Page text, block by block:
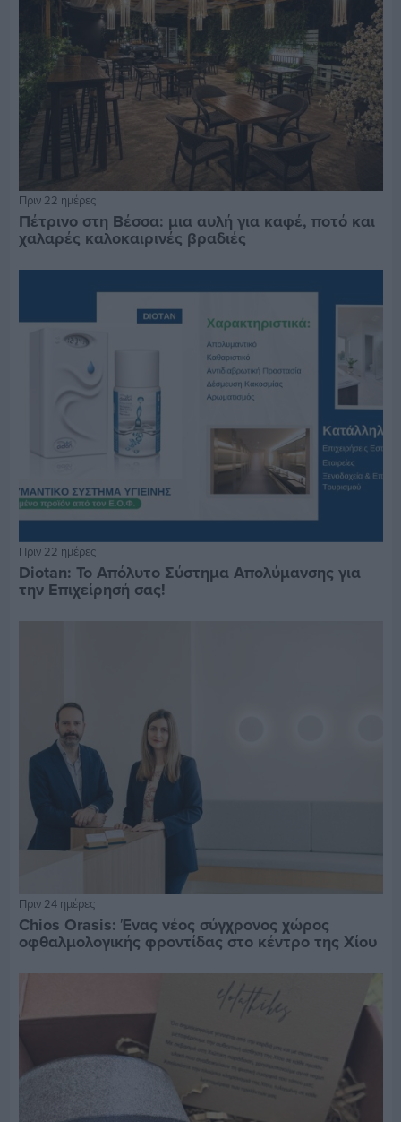
Πριν 22 ημέρες
Πέτρινο στη Βέσσα: μια αυλή για καφέ, ποτό και
χαλαρές καλοκαιρινές βραδιές
Πριν 22 ημέρες
Diotan: Το Απόλυτο Σύστημα Απολύμανσης για
την Επιχείρησή σας!
Πριν 24 ημέρες
Chios Orasis: Ένας νέος σύγχρονος χώρος
οφθαλμολογικής φροντίδας στο κέντρο της Χίου